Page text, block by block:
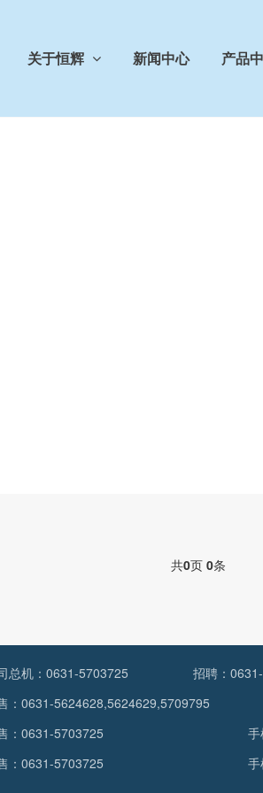
关于恒辉 新闻中心 产品
共0页 0条
总机：0631-5703725 招聘：
：0631-5624628,5624629,5709795
：0631-5703725
：0631-5703725